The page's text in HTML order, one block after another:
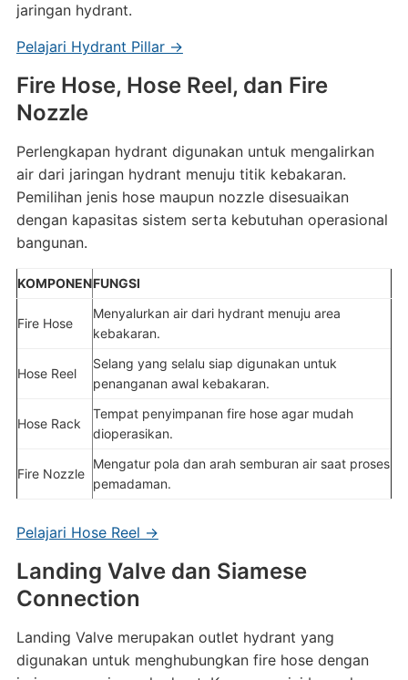
jaringan hydrant.
Pelajari Hydrant Pillar →
Fire Hose, Hose Reel, dan Fire
Nozzle
Perlengkapan hydrant digunakan untuk mengalirkan
air dari jaringan hydrant menuju titik kebakaran.
Pemilihan jenis hose maupun nozzle disesuaikan
dengan kapasitas sistem serta kebutuhan operasional
bangunan.
KOMPONENFUNGSI
Fire Hose
Menyalurkan air dari hydrant menuju area
kebakaran.
Hose Reel
Selang yang selalu siap digunakan untuk
penanganan awal kebakaran.
Hose Rack
Tempat penyimpanan fire hose agar mudah
dioperasikan.
Fire Nozzle
Mengatur pola dan arah semburan air saat proses
pemadaman.
Pelajari Hose Reel →
Landing Valve dan Siamese
Connection
Landing Valve merupakan outlet hydrant yang
digunakan untuk menghubungkan fire hose dengan